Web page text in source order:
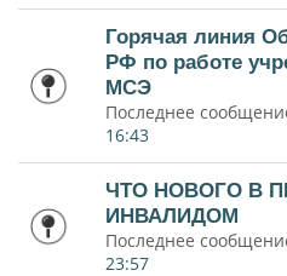
Горячая линия
РФ по работе
МСЭ
Последнее
16:43
ЧТО НОВОГО В
ИНВАЛИДОМ
Последнее
23:57